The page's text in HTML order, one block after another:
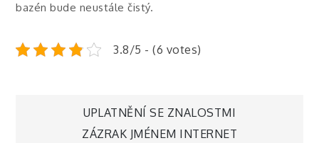
bazén bude neustále čistý.
3.8/5 - (6 votes)
Navigace
UPLATNĚNÍ SE ZNALOSTMI
ZÁZRAK JMÉNEM INTERNET